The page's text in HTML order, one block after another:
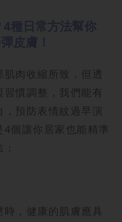
肉收縮所致，但透
慣調整，我們能有
預防表情紋過早演
個讓你居家也能精準
，健康的肌膚應具